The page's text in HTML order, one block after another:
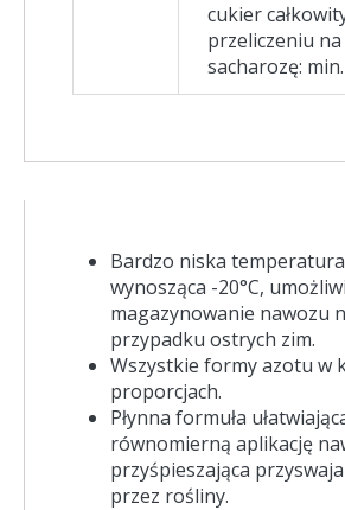
cukier
przeliczeniu na
sacharozę:
Bardzo niska
wynosząca -20°C,
magazynowanie nawozu
przypadku ostrych zim.
Wszystkie formy azotu w
proporcjach.
Płynna formuła
równomierną aplikację
przyśpieszająca
przez rośliny.